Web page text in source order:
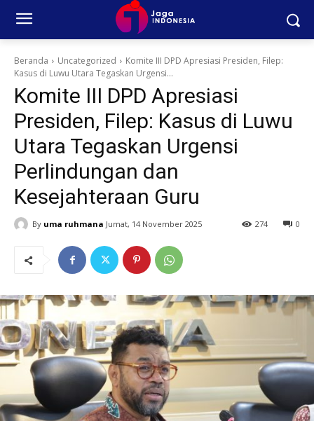
Beranda Uncategorized
Komite III DPD Apresiasi Presiden, Filep:
Kasus di Luwu Utara Tegaskan Urgensi...
Komite III DPD Apresiasi
Presiden, Filep: Kasus di Luwu
Utara Tegaskan Urgensi
Perlindungan dan
Kesejahteraan Guru
By uma ruhmana Jumat, 14 November 2025 0
274